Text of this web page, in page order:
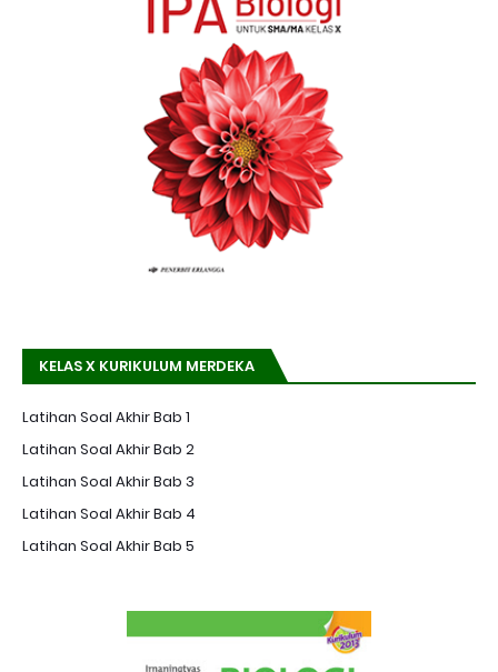
KELAS X KURIKULUM MERDEKA
Latihan Soal Akhir Bab 1
Latihan Soal Akhir Bab 2
Latihan Soal Akhir Bab 3
Latihan Soal Akhir Bab 4
Latihan Soal Akhir Bab 5